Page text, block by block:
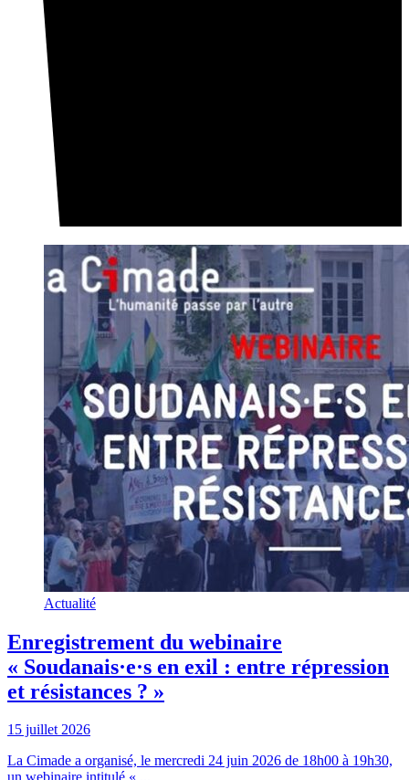
Actualité
Enregistrement du webinaire
« Soudanais·e·s en exil : entre répression
et résistances ? »
15 juillet 2026
La Cimade a organisé, le mercredi 24 juin 2026 de 18h00 à 19h30,